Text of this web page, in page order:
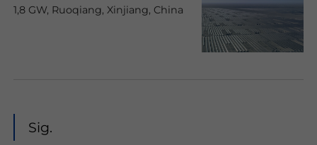
1,8 GW, Ruoqiang, Xinjiang, China
Sig.